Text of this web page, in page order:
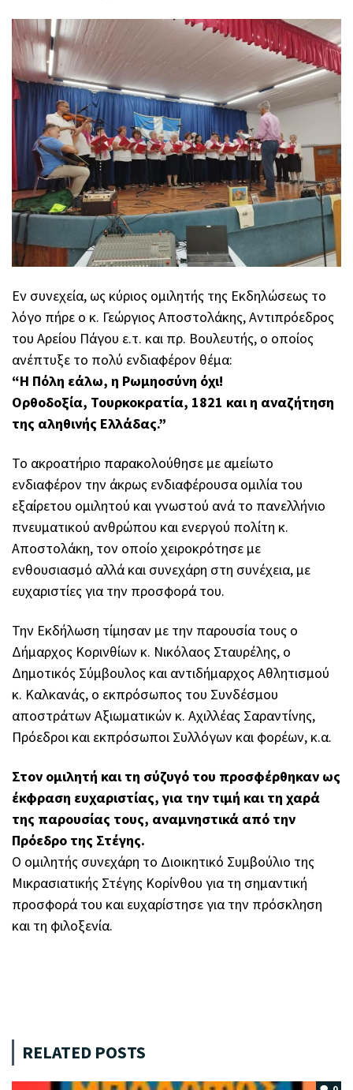
Εν συνεχεία, ως κύριος ομιλητής της Εκδηλώσεως το
λόγο πήρε ο κ. Γεώργιος Αποστολάκης, Αντιπρόεδρος
του Αρείου Πάγου ε.τ. και πρ. Βουλευτής, ο οποίος
ανέπτυξε το πολύ ενδιαφέρον θέμα:
“Η Πόλη εάλω, η Ρωμηοσύνη όχι!
Ορθοδοξία, Τουρκοκρατία, 1821 και η αναζήτηση
της αληθινής Ελλάδας.”
Το ακροατήριο παρακολούθησε με αμείωτο
ενδιαφέρον την άκρως ενδιαφέρουσα ομιλία του
εξαίρετου ομιλητού και γνωστού ανά το πανελλήνιο
πνευματικού ανθρώπου και ενεργού πολίτη κ.
Αποστολάκη, τον οποίο χειροκρότησε με
ενθουσιασμό αλλά και συνεχάρη στη συνέχεια, με
ευχαριστίες για την προσφορά του.
Την Εκδήλωση τίμησαν με την παρουσία τους ο
Δήμαρχος Κορινθίων κ. Νικόλαος Σταυρέλης, ο
Δημοτικός Σύμβουλος και αντιδήμαρχος Αθλητισμού
κ. Καλκανάς, ο εκπρόσωπος του Συνδέσμου
αποστράτων Αξιωματικών κ. Αχιλλέας Σαραντίνης,
Πρόεδροι και εκπρόσωποι Συλλόγων και φορέων, κ.α.
Στον ομιλητή και τη σύζυγό του προσφέρθηκαν ως
έκφραση ευχαριστίας, για την τιμή και τη χαρά
της παρουσίας τους, αναμνηστικά από την
Πρόεδρο της Στέγης.
Ο ομιλητής συνεχάρη το Διοικητικό Συμβούλιο της
Μικρασιατικής Στέγης Κορίνθου για τη σημαντική
προσφορά του και ευχαρίστησε για την πρόσκληση
και τη φιλοξενία.
RELATED POSTS